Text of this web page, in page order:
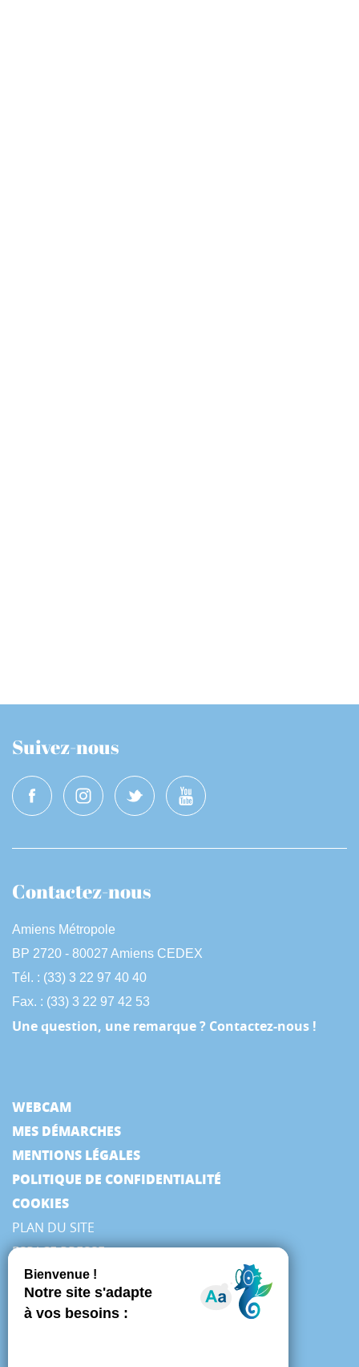
Suivez-nous
Contactez-nous
Amiens Métropole
BP 2720 - 80027 Amiens CEDEX
Tél. : (33) 3 22 97 40 40
Fax. : (33) 3 22 97 42 53
Une question, une remarque ? Contactez-nous !
WEBCAM
MES DÉMARCHES
MENTIONS LÉGALES
POLITIQUE DE CONFIDENTIALITÉ
COOKIES
PLAN DU SITE
ESPACE PRESSE